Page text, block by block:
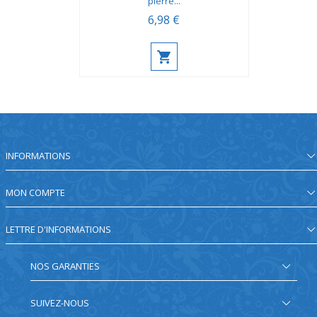
6,98 €
INFORMATIONS
MON COMPTE
LETTRE D'INFORMATIONS
NOS GARANTIES
SUIVEZ-NOUS